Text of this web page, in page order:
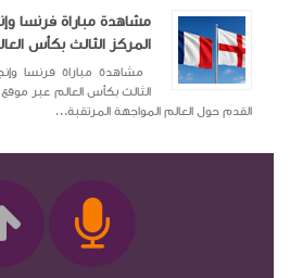
مشاهدة مباراة فرنسا
المركز الثالث بكأس
مشاهدة مباراة فرنسا
القدم حول العالم المواجهة المرتقبة...